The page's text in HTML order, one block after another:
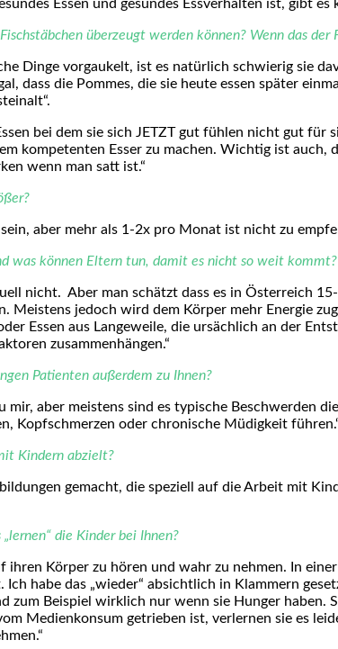
Essen und gesundes Essverhalten ist, gibt es
überzeugt werden können? Wenn das
Dinge vorgaukelt, ist es natürlich schwierig sie
dass die Pommes, die sie heute essen später
bei dem sie sich JETZT gut fühlen nicht gut
kompetenten Esser zu machen. Wichtig ist
wenn man satt ist.“
aber mehr als 1-2x pro Monat ist nicht zu
was können Eltern tun, damit es nicht so weit kommt?
nicht. Aber man schätzt dass es in Österreich
jedoch wird dem Körper mehr Energie
Essen aus Langeweile, die ursächlich an der
zusammenhängen.“
Patienten außerdem zu Ihnen?
aber meistens sind es typische Beschwerden
Kopfschmerzen oder chronische Müdigkeit
Kindern abzielt?
gemacht, die speziell auf die Arbeit mit
die Kinder bei Ihnen?
Körper zu hören und wahr zu nehmen. In
habe das „wieder“ absichtlich in Klammern
Beispiel wirklich nur wenn sie Hunger haben.
Medienkonsum getrieben ist, verlernen sie es